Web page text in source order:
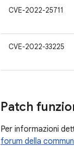
CVE-2022-25711
CVE-2022-33225
Patch
Per informazioni
forum della